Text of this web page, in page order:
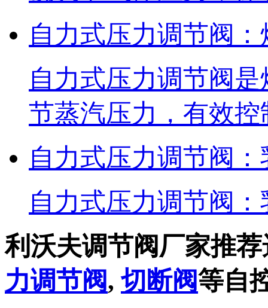
自力式压力调节阀
自力式压力调节阀
节蒸汽压力，有效
自力式压力调节阀
自力式压力调节阀
利沃夫调节阀厂家推
力调节阀,切断阀等自